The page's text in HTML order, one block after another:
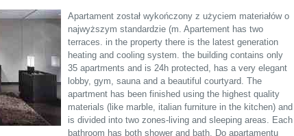
Apartament został wykończony z użyciem materiałów o
najwyższym standardzie (m. Apartement has two
terraces. in the property there is the latest generation
heating and cooling system. the building contains only
35 apartments and is 24h protected, has a very elegant
lobby, gym, sauna and a beautiful courtyard. The
apartment has been finished using the highest quality
materials (like marble, italian furniture in the kitchen) and
is divided into two zones-living and sleeping areas. Each
bathroom has both shower and bath. Do apartamentu